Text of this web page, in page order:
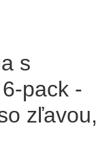
s
pack -
zľavou,